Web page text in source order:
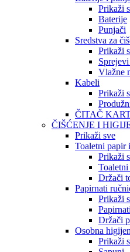
Prikaži
Baterije
Punjači
Sredstva za
Prikaži
Vlažne
Kabeli
Prikaži
ČITAČ
ČIŠĆENJE I
Prikaži sve
Toaletni papir
Prikaži
Držači
Papirnati
Prikaži
Držači
Osobna
Prikaži